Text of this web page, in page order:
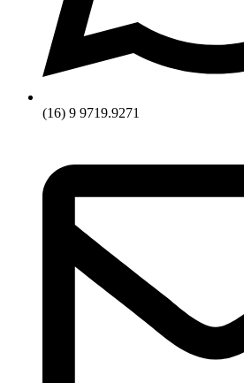
(16) 9 9719.9271